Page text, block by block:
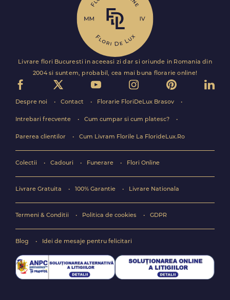
Livrare flori Bucuresti in aceeasi zi dar si oriunde in Romania din
2004 si suntem, probabil, cea mai buna florarie online!
Despre noi Contact Florarie FloriDeLux Brasov
Intrebari frecvente Cum cumpar si cum platesc?
Parerea clientilor Cum Livram Florile La FlorideLux.Ro
Colectii Cadouri Funerare Flori Online
Livrare Gratuita 100% Garantie Livrare Nationala
Termeni & Conditii Politica de cookies GDPR
Blog Idei de mesaje pentru felicitari